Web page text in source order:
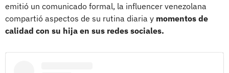
emitió un comunicado formal, la influencer venezolana
compartió aspectos de su rutina diaria y momentos de
calidad con su hija en sus redes sociales.